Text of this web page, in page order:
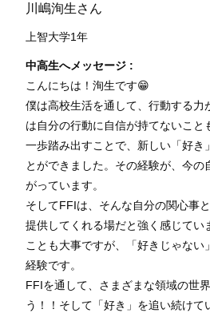
川嶋洵生さん
上智大学1年
中高生へメッセージ :
こんにちは！洵生です😁
僕は高校生活を通して、行動する力
は自分の行動に自信が持てないこと
一歩踏み出すことで、新しい「好き
とができました。その経験が、今の
がっています。
そしてFFIは、そんな自分の関心事
提供してくれる場だと強く感じてい
ことも大事ですが、「好きじゃない
経験です。
FFIを通して、さまざまな領域の世
う！！そして「好き」を追い続けて